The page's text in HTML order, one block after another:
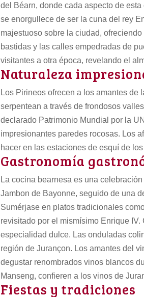
del Béarn, donde cada aspecto de
se enorgullece de ser la cuna del rey
majestuoso sobre la ciudad,
bastidas y las calles empedradas de
visitantes a otra época, revelando el
Naturaleza
Los Pirineos ofrecen a los amantes de
serpentean a través de frondosos
declarado Patrimonio Mundial por la
impresionantes paredes rocosas. Los
hacer en las estaciones de esquí de
Gastronomía
La cocina bearnesa es una
Jambon de Bayonne, seguido de una
Sumérjase en platos tradicionales
revisitado por el mismísimo Enrique
especialidad dulce. Las onduladas
región de Jurançon. Los amantes del
degustar renombrados vinos blancos
Manseng, confieren a los vinos de
Fiestas y tradiciones